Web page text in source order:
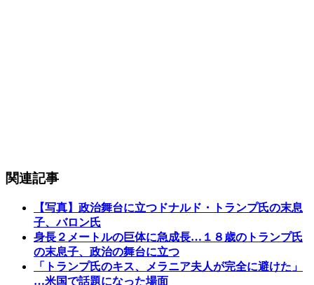
関連記事
【写真】政治舞台に立つドナルド・トランプ氏の末息
子、バロン氏
身長２メートルの巨体に急成長…１８歳のトランプ氏
の末息子、政治の舞台に立つ
「トランプ氏のキス、メラニア夫人が完全に避けた」
…米国で話題になった場面